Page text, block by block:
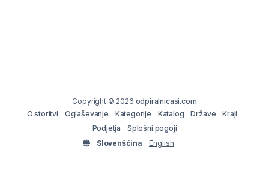
Copyright © 2026 odpiralnicasi.com
O storitvi
Oglaševanje Kategorije Katalog Države
Kraji
Podjetja
Splošni pogoji
Slovenščina
English